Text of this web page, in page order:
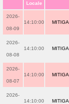
Locale
2026-
08-09
14:10:00 MITIGA
2026-
08-08
14:10:00 MITIGA
2026-
08-07
14:10:00 MITIGA
2026-
14:10:00 MITIGA